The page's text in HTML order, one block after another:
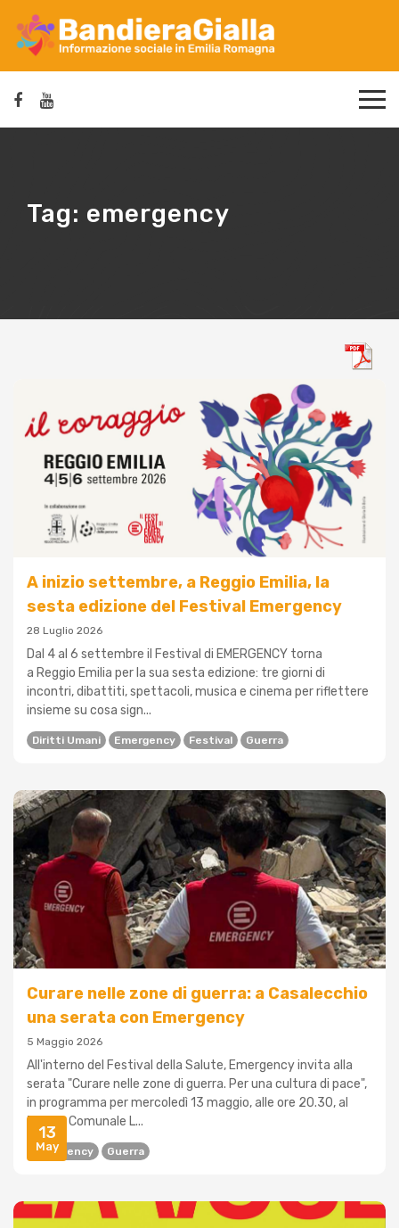
Tag: emergency
A inizio settembre, a Reggio Emilia, la
sesta edizione del Festival Emergency
28 Luglio 2026
Dal 4 al 6 settembre il Festival di EMERGENCY torna
a Reggio Emilia per la sua sesta edizione: tre giorni di
incontri, dibattiti, spettacoli, musica e cinema per riflettere
insieme su cosa sign...
Diritti Umani Emergency Festival Guerra
13
May
Curare nelle zone di guerra: a Casalecchio
una serata con Emergency
5 Maggio 2026
All'interno del Festival della Salute, Emergency invita alla
serata "Curare nelle zone di guerra. Per una cultura di pace",
in programma per mercoledì 13 maggio, alle ore 20.30, al
Teatro Comunale L...
Emergency Guerra